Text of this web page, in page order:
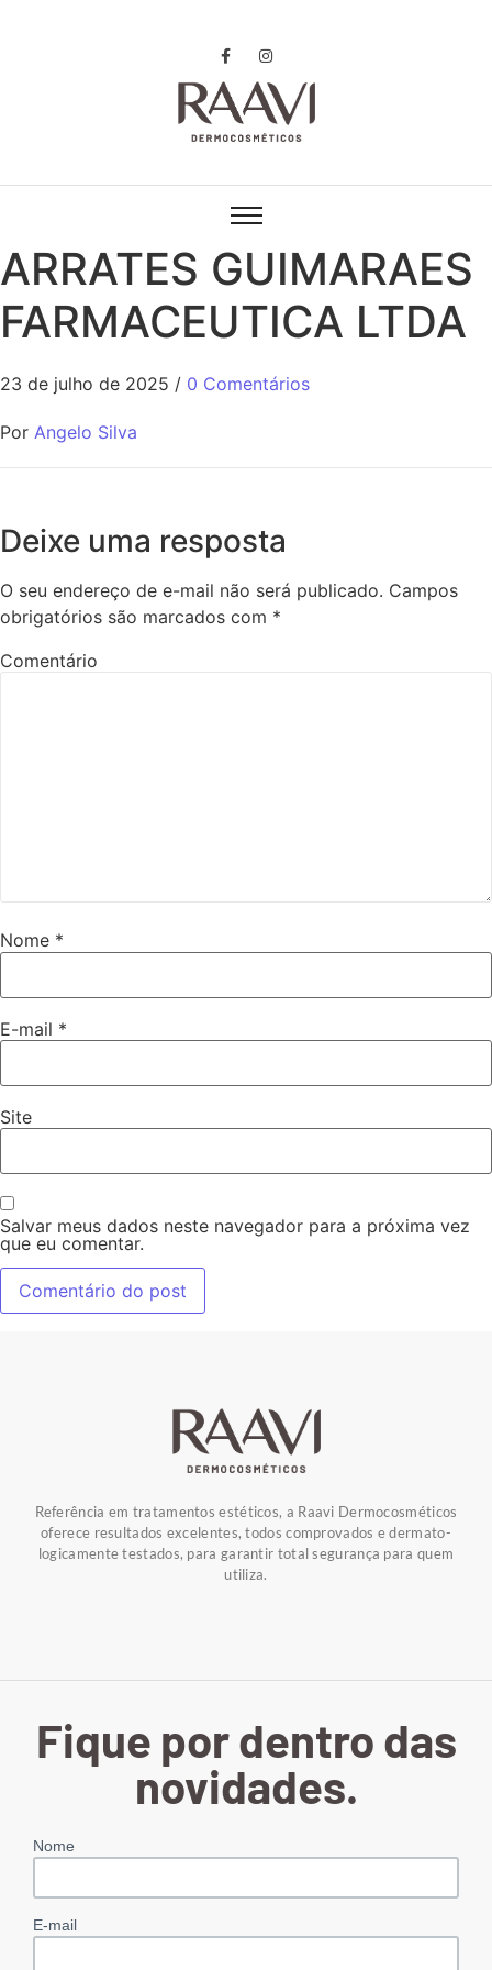
ARRATES GUIMARAES
FARMACEUTICA LTDA
23 de julho de 2025 / 0 Comentários
Por Angelo Silva
Deixe uma resposta
O seu endereço de e-mail não será publicado. Campos
obrigatórios são marcados com *
Comentário
Nome *
E-mail *
Site
Salvar meus dados neste navegador para a próxima vez
que eu comentar.
Referência em tratamentos estéticos, a Raavi Dermocosméticos
oferece resultados excelentes, todos comprovados e dermato-
logicamente testados, para garantir total segurança para quem
utiliza.
Fique por dentro das
novidades.
Nome
E-mail